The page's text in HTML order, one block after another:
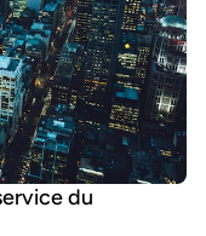
du